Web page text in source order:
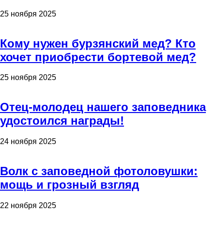
25 ноября 2025
Кому нужен бурзянский мед? Кто
хочет приобрести бортевой мед?
25 ноября 2025
Отец-молодец нашего заповедника
удостоился награды!
24 ноября 2025
Волк с заповедной фотоловушки:
мощь и грозный взгляд
22 ноября 2025